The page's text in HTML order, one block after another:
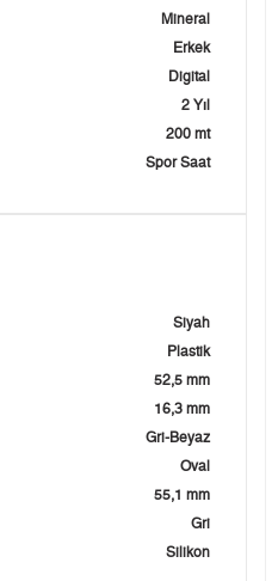
Mineral
Erkek
Digital
2 Yıl
200 mt
Spor Saat
Siyah
Plastik
52,5 mm
16,3 mm
Gri-Beyaz
Oval
55,1 mm
Gri
Silikon